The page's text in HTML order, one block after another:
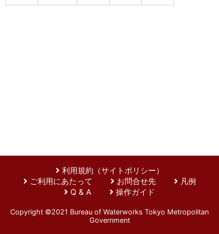
利用規約（サイトポリシー）
ご利用にあたって
お問合せ先
凡例
Q & A
操作ガイド
Copyright ©2021 Bureau of Waterworks Tokyo Metropolitan
Government